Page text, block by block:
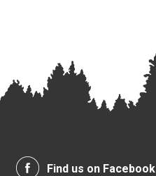
Find us on Facebook